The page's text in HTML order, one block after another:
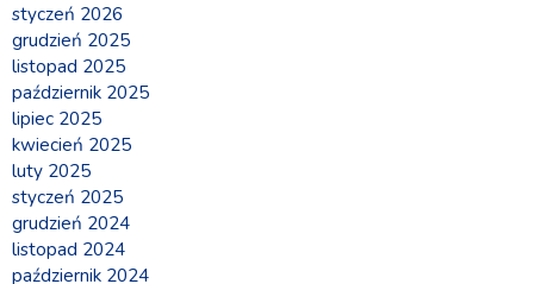
styczeń 2026
grudzień 2025
listopad 2025
październik 2025
lipiec 2025
kwiecień 2025
luty 2025
styczeń 2025
grudzień 2024
listopad 2024
październik 2024